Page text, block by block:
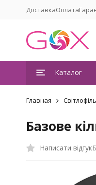
ДоставкаОплата
Каталог
Главная
Базове
Написати відгук